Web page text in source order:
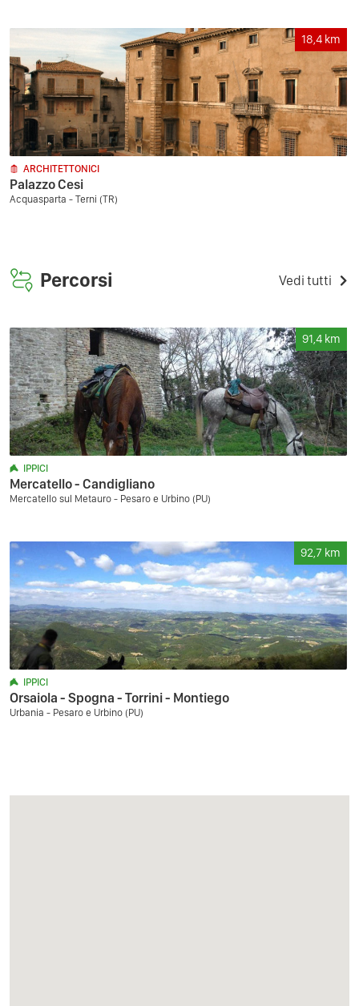
18,4 km
ARCHITETTONICI
Palazzo Cesi
Acquasparta - Terni (TR)
Percorsi Vedi tutti
91,4 km
IPPICI
Mercatello - Candigliano
Mercatello sul Metauro - Pesaro e Urbino (PU)
92,7 km
IPPICI
Orsaiola - Spogna - Torrini - Montiego
Urbania - Pesaro e Urbino (PU)